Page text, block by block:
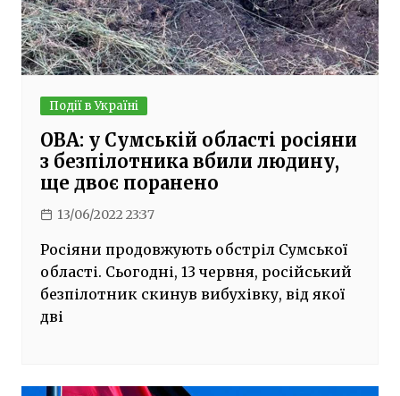
Події в Україні
ОВА: у Сумській області росіяни
з безпілотника вбили людину,
ще двоє поранено
13/06/2022 23:37
Росіяни продовжують обстріл Сумської
області. Сьогодні, 13 червня, російський
безпілотник скинув вибухівку, від якої
дві